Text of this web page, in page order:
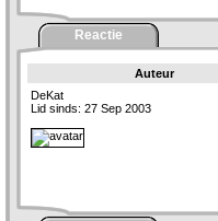
Reactie
Auteur
DeKat
Lid sinds: 27 Sep 2003